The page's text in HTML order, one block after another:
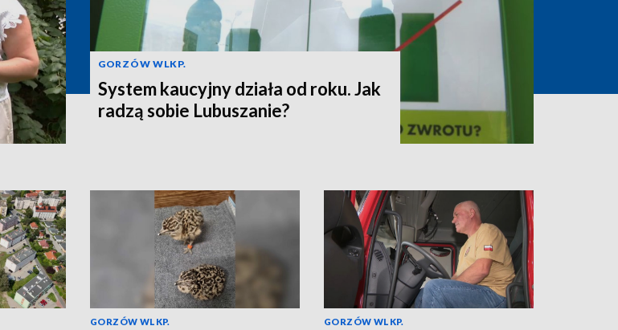
GORZÓW WLKP.
System kaucyjny działa od roku. Jak
radzą sobie Lubuszanie?
GORZÓW WLKP. GORZÓW WLKP.